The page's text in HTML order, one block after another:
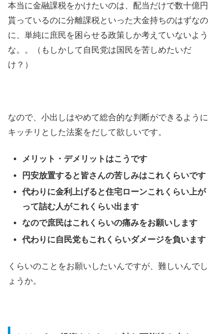
本当に金融課税をかけたいのは、配当だけで数十億円
貰っているのに分離課税といった大金持ちのはずなの
に、単純に庶民を困らせる政策しか考えていないよう
な。。（もしかして自民党は国民を苦しめたいだ
け？）
なので、小出しはやめて総合的な判断ができるように
キッチリとした法案をだして欲しいです。
メリット・デメリットはこうです
円安放置すると皆さんの苦しみはこれくらいです
代わりに金利上げると住宅ローンこれくらい上が
って詰む人がこれくらい出ます
なので庶民はこれくらいの痛みをお願いします
代わりに自民党もこれくらいダメージを負います
くらいのことをお願いしたいんですが、難しいんでし
ょうか。